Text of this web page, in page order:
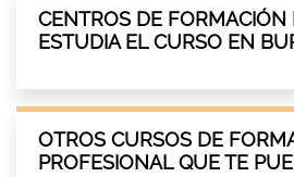
CENTROS DE FORMACIÓN
ESTUDIA EL CURSO EN
OTROS CURSOS DE
PROFESIONAL QUE TE